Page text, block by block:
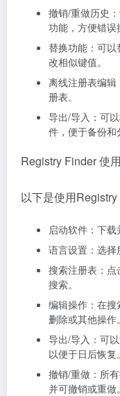
撤销/重做历史
功能，方便错误
替换功能：可
改相似键值。
离线注册表编
册表。
导出/导入：可
件，便于备份和
Registry Finder 使
以下是使用
启动软件：下载
语言设置：选择
搜索注册表：点
搜索。
编辑操作：在搜
删除或其他操作。
导出/导入：可
以便于日后恢复。
撤销/重做：所有
并可撤销或重做。